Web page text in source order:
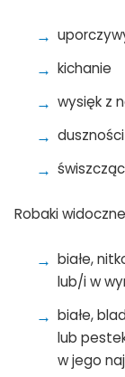
kichanie
wysięk z
duszności
Robaki
białe,
lub/i w
białe,
lub
w jego